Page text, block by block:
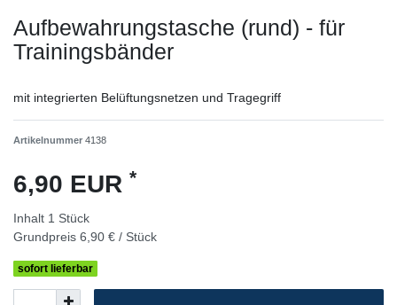
Aufbewahrungstasche (rund) - für
Trainingsbänder
mit integrierten Belüftungsnetzen und Tragegriff
Artikelnummer 4138
6,90 EUR *
Inhalt 1 Stück
Grundpreis 6,90 € / Stück
sofort lieferbar